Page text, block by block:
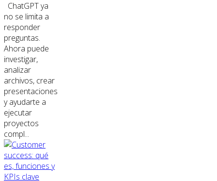
ChatGPT ya
no se limita a
responder
preguntas.
Ahora puede
investigar,
analizar
archivos, crear
presentaciones
y ayudarte a
ejecutar
proyectos
compl...